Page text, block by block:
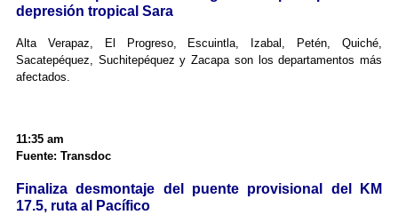
depresión tropical Sara
Alta Verapaz, El Progreso, Escuintla, Izabal, Petén, Quiché,
Sacatepéquez, Suchitepéquez y Zacapa son los departamentos más
afectados.
11:35 am
Fuente: Transdoc
Finaliza desmontaje del puente provisional del KM
17.5, ruta al Pacífico